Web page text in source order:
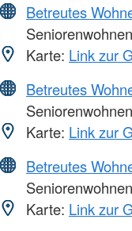
Betreutes
Karte: Link zur
Betreutes
Karte: Link zur
Betreutes
Karte: Link zur